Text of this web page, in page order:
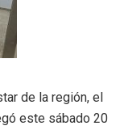
de la región, el
este sábado 20